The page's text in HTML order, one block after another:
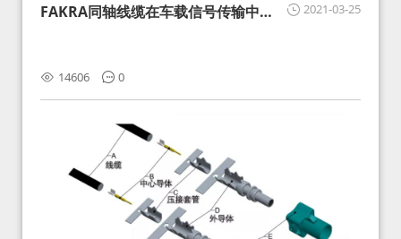
2021-03-25
FAKRA同轴线缆在车载信号传输中的
14606 0